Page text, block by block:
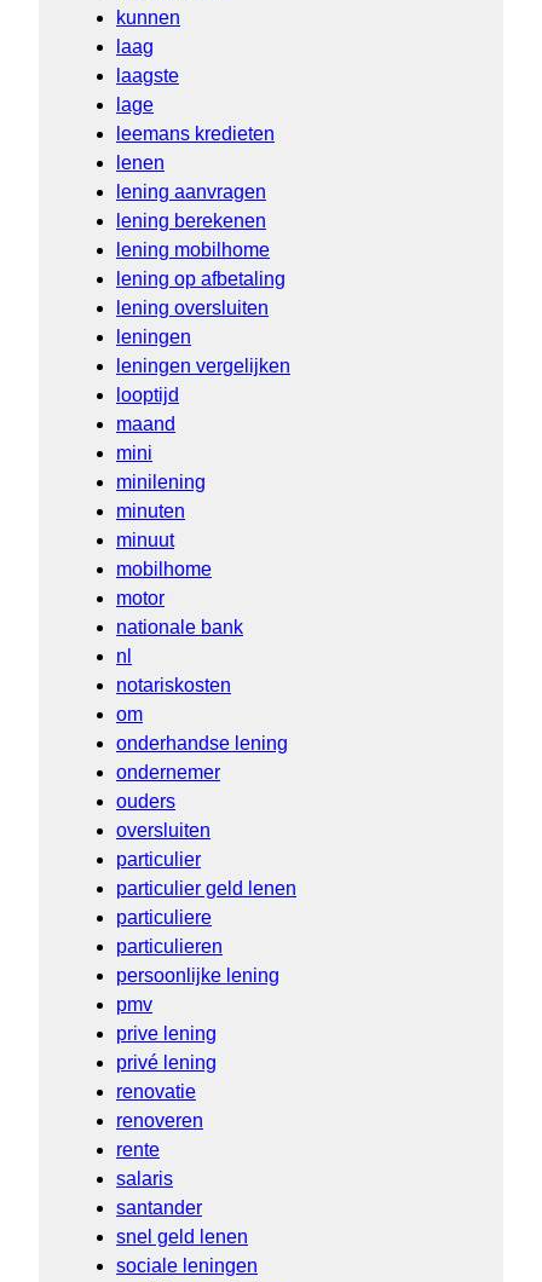
kunnen
laag
laagste
lage
leemans kredieten
lenen
lening aanvragen
lening berekenen
lening mobilhome
lening op afbetaling
lening oversluiten
leningen
leningen vergelijken
looptijd
maand
mini
minilening
minuten
minuut
mobilhome
motor
nationale bank
nl
notariskosten
om
onderhandse lening
ondernemer
ouders
oversluiten
particulier
particulier geld lenen
particuliere
particulieren
persoonlijke lening
pmv
prive lening
privé lening
renovatie
renoveren
rente
salaris
santander
snel geld lenen
sociale leningen